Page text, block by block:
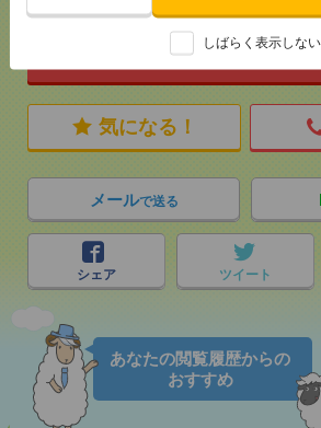
しばらく表示しない
応募ページへ
気になる！
メールで送る
シェア ツイート
あなたの閲覧履歴からの
おすすめ